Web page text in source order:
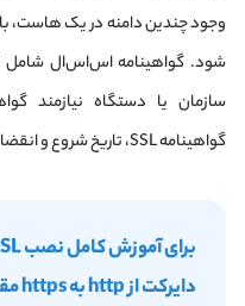
شود. گواهینامه اس‌اس‌ال شامل
سازمان یا دستگاه نیازمند
گواهینامه SSL، تاریخ شروع و انقضای آن و کلید عمومی و خصوصی است.
دایرکت از http به https مقاله زیر را بخوانید.